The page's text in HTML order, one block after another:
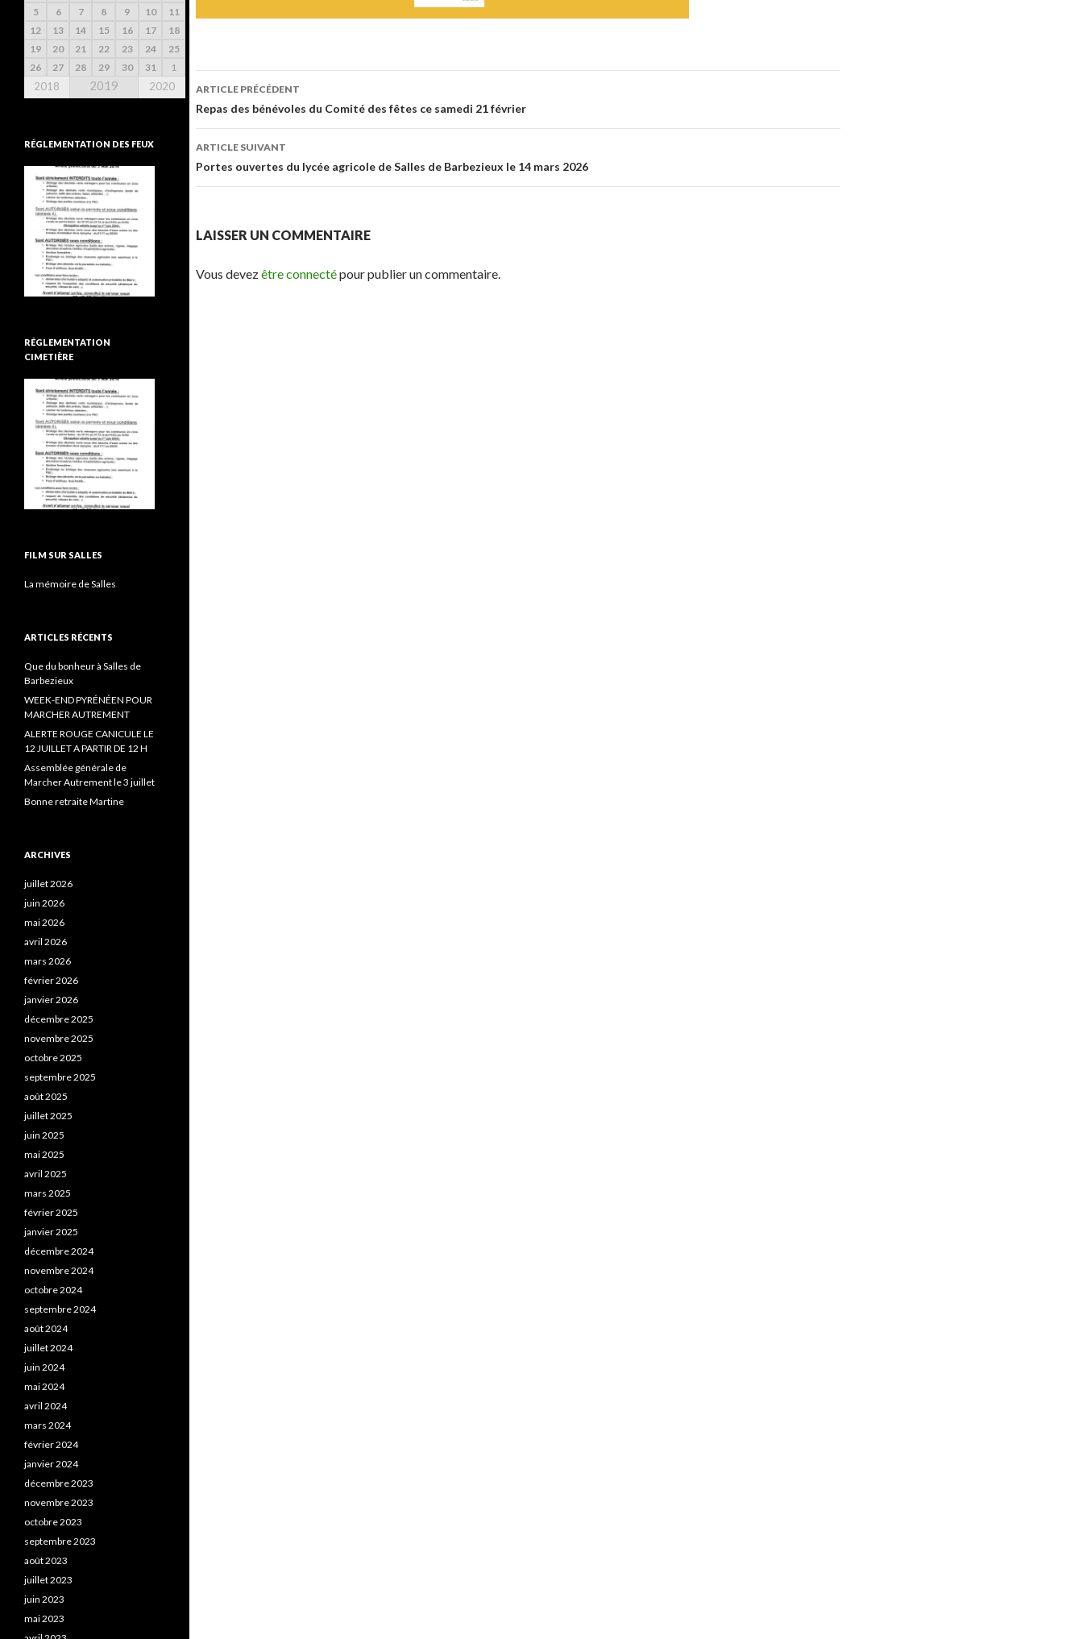
Navigation de l’article
ARTICLE PRÉCÉDENT
Repas des bénévoles du Comité des fêtes ce samedi 21 février
ARTICLE SUIVANT
Portes ouvertes du lycée agricole de Salles de Barbezieux le 14 mars 2026
LAISSER UN COMMENTAIRE
Vous devezêtre connectépour publier un commentaire.
5
6 7 8 9 10
11
12
13 14 15 16 17
18
19
20 21 22 23 24
25
26
27 28 29 30 31 1
2018 2019 2020
RÉGLEMENTATION DES FEUX
RÉGLEMENTATION
CIMETIÈRE
FILM SUR SALLES
La mémoire de Salles
ARTICLES RÉCENTS
Que du bonheur à Salles de
Barbezieux
WEEK-END PYRÉNÉEN POUR
MARCHER AUTREMENT
ALERTE ROUGE CANICULE LE
12 JUILLET A PARTIR DE 12 H
Assemblée générale de
Marcher Autrement le 3 juillet
Bonne retraite Martine
ARCHIVES
juillet 2026
juin 2026
mai 2026
avril 2026
mars 2026
février 2026
janvier 2026
décembre 2025
novembre 2025
octobre 2025
septembre 2025
août 2025
juillet 2025
juin 2025
mai 2025
avril 2025
mars 2025
février 2025
janvier 2025
décembre 2024
novembre 2024
octobre 2024
septembre 2024
août 2024
juillet 2024
juin 2024
mai 2024
avril 2024
mars 2024
février 2024
janvier 2024
décembre 2023
novembre 2023
octobre 2023
septembre 2023
août 2023
juillet 2023
juin 2023
mai 2023